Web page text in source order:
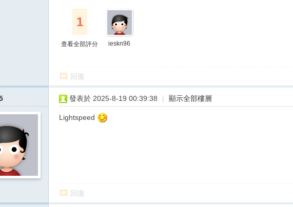
1
查看全部評分 ieskn96
回復
發表於 2025-8-19 00:39:38 | 顯示全部樓層
Lightspeed
回復